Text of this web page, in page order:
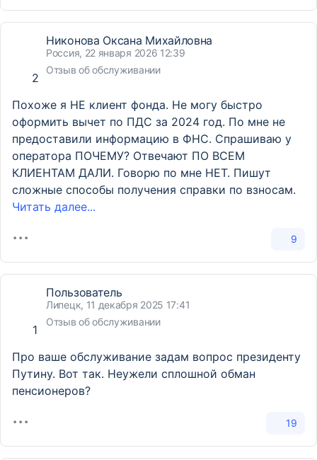
2
Никонова Оксана Михайловна
Россия, 22 января 2026 12:39
Отзыв об обслуживании
Похоже я НЕ клиент фонда. Не могу быстро
оформить вычет по ПДС за 2024 год. По мне не
предоставили информацию в ФНС. Спрашиваю у
оператора ПОЧЕМУ? Отвечают ПО ВСЕМ
КЛИЕНТАМ ДАЛИ. Говорю по мне НЕТ. Пишут
сложные способы получения справки по взносам.
Читать далее...
9
1
Пользователь
Липецк, 11 декабря 2025 17:41
Отзыв об обслуживании
Про ваше обслуживание задам вопрос президенту
Путину. Вот так. Неужели сплошной обман
пенсионеров?
19